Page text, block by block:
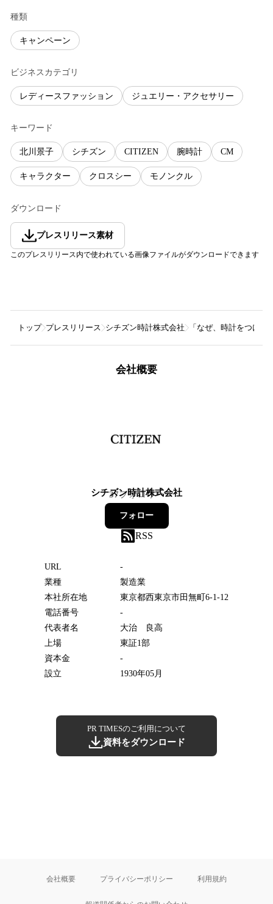
種類
キャンペーン
ビジネスカテゴリ
レディースファッション ジュエリー・アクセサリー
キーワード
北川景子 シチズン CITIZEN 腕時計 CM
キャラクター クロスシー モノンクル
ダウンロード
プレスリリース素材
このプレスリリース内で使われている画像ファイルがダウンロードできます
トップ プレスリリース シチズン時計株式会社 「なぜ、時計をつけ
会社概要
シチズン時計株式会社
37フォロワー
フォロー
RSS
URL
-
業種
製造業
本社所在地
東京都西東京市田無町6-1-12
電話番号
-
代表者名
大治 良高
上場
東証1部
資本金
-
設立
1930年05月
PR TIMESのご利用について
資料をダウンロード
会社概要 プライバシーポリシー 利用規約